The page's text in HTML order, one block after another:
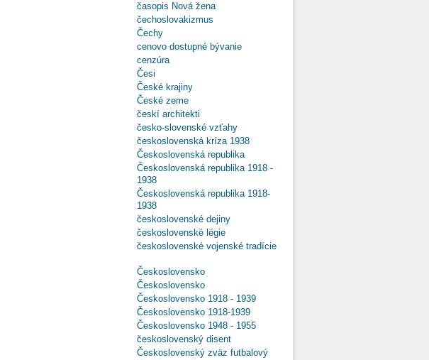
časopis Nová žena
čechoslovakizmus
Čechy
cenovo dostupné bývanie
cenzúra
Česi
České krajiny
České zeme
českí architekti
česko-slovenské vzťahy
československá kríza 1938
Československá republika
Československá republika 1918 -
1938
Československá republika 1918-
1938
československé dejiny
československé légie
československé vojenské tradície
Československo
Československo
Československo 1918 - 1939
Československo 1918-1939
Československo 1948 - 1955
československý disent
Československý zväz futbalový